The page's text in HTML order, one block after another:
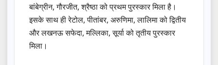
बांबेग्रीन, गौरजीत, श्रैष्ठा को प्रथम पुरस्कार मिला है।
इसके साथ ही रेटोल, पीतांबर, अरुणिमा, लालिमा को द्वितीय
और लखनऊ सफेदा, मल्लिका, सूर्या को तृतीय पुरस्कार
मिला।